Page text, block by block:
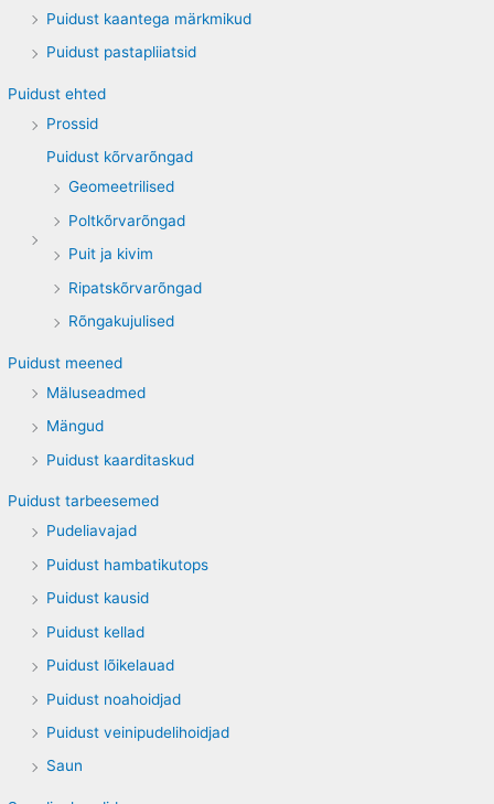
Puidust kaantega märkmikud
Puidust pastapliiatsid
Puidust ehted
Prossid
Puidust kõrvarõngad
Geomeetrilised
Poltkõrvarõngad
Puit ja kivim
Ripatskõrvarõngad
Rõngakujulised
Puidust meened
Mäluseadmed
Mängud
Puidust kaarditaskud
Puidust tarbeesemed
Pudeliavajad
Puidust hambatikutops
Puidust kausid
Puidust kellad
Puidust lõikelauad
Puidust noahoidjad
Puidust veinipudelihoidjad
Saun